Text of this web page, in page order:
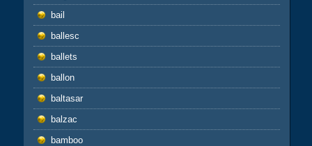
bail
ballesc
ballets
ballon
baltasar
balzac
bamboo